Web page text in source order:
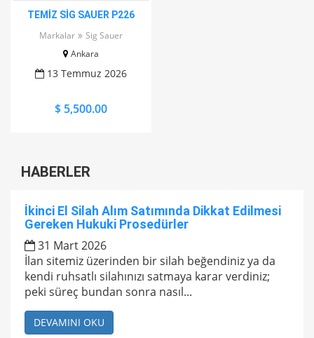
TEMİZ SİG SAUER P226
Markalar
Sig Sauer
Ankara
13 Temmuz 2026
$ 5,500.00
HABERLER
İkinci El Silah Alım Satımında Dikkat Edilmesi
Gereken Hukuki Prosedürler
31 Mart 2026
İlan sitemiz üzerinden bir silah beğendiniz ya da
kendi ruhsatlı silahınızı satmaya karar verdiniz;
peki süreç bundan sonra nasıl...
DEVAMINI OKU